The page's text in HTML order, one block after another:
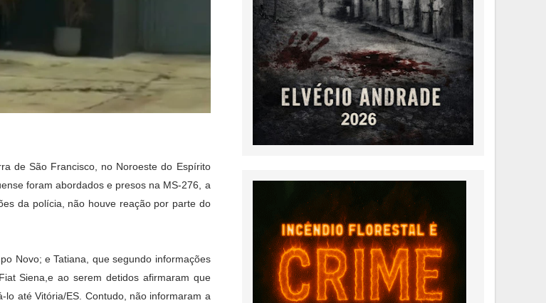
de São Francisco, no Noroeste do Espírito
foram abordados e presos na MS-276, a
da polícia, não houve reação por parte do
Novo; e Tatiana, que segundo informações
Siena,e ao serem detidos afirmaram que
até Vitória/ES. Contudo, não informaram a